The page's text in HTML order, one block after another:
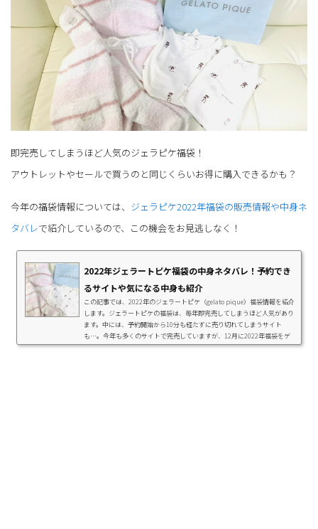
即完売してしまうほど人気のジェラピケ福袋！
アウトレットやセールで買うのと同じくらいお得に購入できるかも？
今年の福袋情報については、 ジェラピケ2022年福袋の販売情報や中身ネ
タバレで紹介しているので、この機会をお見逃しなく！
2022年ジェラートピケ福袋の中身ネタバレ！予約でき
るサイトや気になる中身も紹介
この記事では、2022年のジェラートピケ（gelato pique）福袋情報を紹介
します。ジェラートピケの福袋は、毎年即完売してしまうほど人気があり
ます。中には、予約開始から10分も経たずに売り切れてしまうサイト
も…。今年も多くのサイトで完売していますが、12月に2022年福袋をゲ
ットする方法はまだありますよ！amazonなら今からでもジェラートピケ